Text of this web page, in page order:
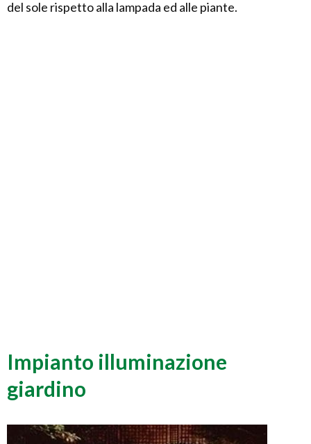
del sole rispetto alla lampada ed alle piante.
Impianto illuminazione
giardino